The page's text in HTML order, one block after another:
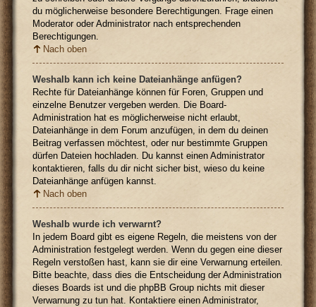
du möglicherweise besondere Berechtigungen. Frage einen
Moderator oder Administrator nach entsprechenden
Berechtigungen.
Nach oben
Weshalb kann ich keine Dateianhänge anfügen?
Rechte für Dateianhänge können für Foren, Gruppen und
einzelne Benutzer vergeben werden. Die Board-
Administration hat es möglicherweise nicht erlaubt,
Dateianhänge in dem Forum anzufügen, in dem du deinen
Beitrag verfassen möchtest, oder nur bestimmte Gruppen
dürfen Dateien hochladen. Du kannst einen Administrator
kontaktieren, falls du dir nicht sicher bist, wieso du keine
Dateianhänge anfügen kannst.
Nach oben
Weshalb wurde ich verwarnt?
In jedem Board gibt es eigene Regeln, die meistens von der
Administration festgelegt werden. Wenn du gegen eine dieser
Regeln verstoßen hast, kann sie dir eine Verwarnung erteilen.
Bitte beachte, dass dies die Entscheidung der Administration
dieses Boards ist und die phpBB Group nichts mit dieser
Verwarnung zu tun hat. Kontaktiere einen Administrator,